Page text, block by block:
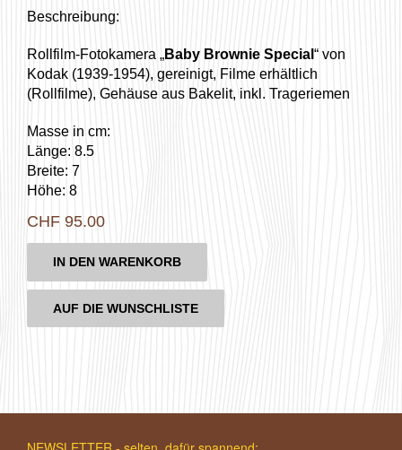
Beschreibung:
Rollfilm-Fotokamera „Baby Brownie Special “ von
Kodak (1939-1954), gereinigt, Filme erhältlich
(Rollfilme), Gehäuse aus Bakelit, inkl. Trageriemen
Masse in cm:
Länge: 8.5
Breite: 7
Höhe: 8
CHF 95.00
IN DEN WARENKORB
AUF DIE WUNSCHLISTE